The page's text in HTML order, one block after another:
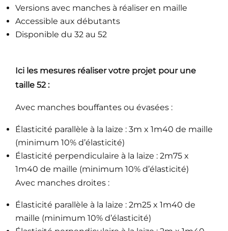
Versions avec manches à réaliser en maille
Accessible aux débutants
Disponible du 32 au 52
Ici les mesures réaliser votre projet pour une
taille 52 :
Avec manches bouffantes ou évasées :
Élasticité parallèle à la laize : 3m x 1m40 de maille
(minimum 10% d’élasticité)
Élasticité perpendiculaire à la laize : 2m75 x
1m40 de maille (minimum 10% d’élasticité)
Avec manches droites :
Élasticité parallèle à la laize : 2m25 x 1m40 de
maille (minimum 10% d’élasticité)